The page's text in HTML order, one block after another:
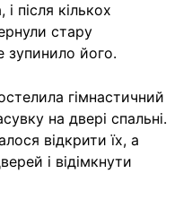
після кількох
стару
зупинило його.
гімнастичний
на двері спальні.
відкрити їх, а
і відімкнути